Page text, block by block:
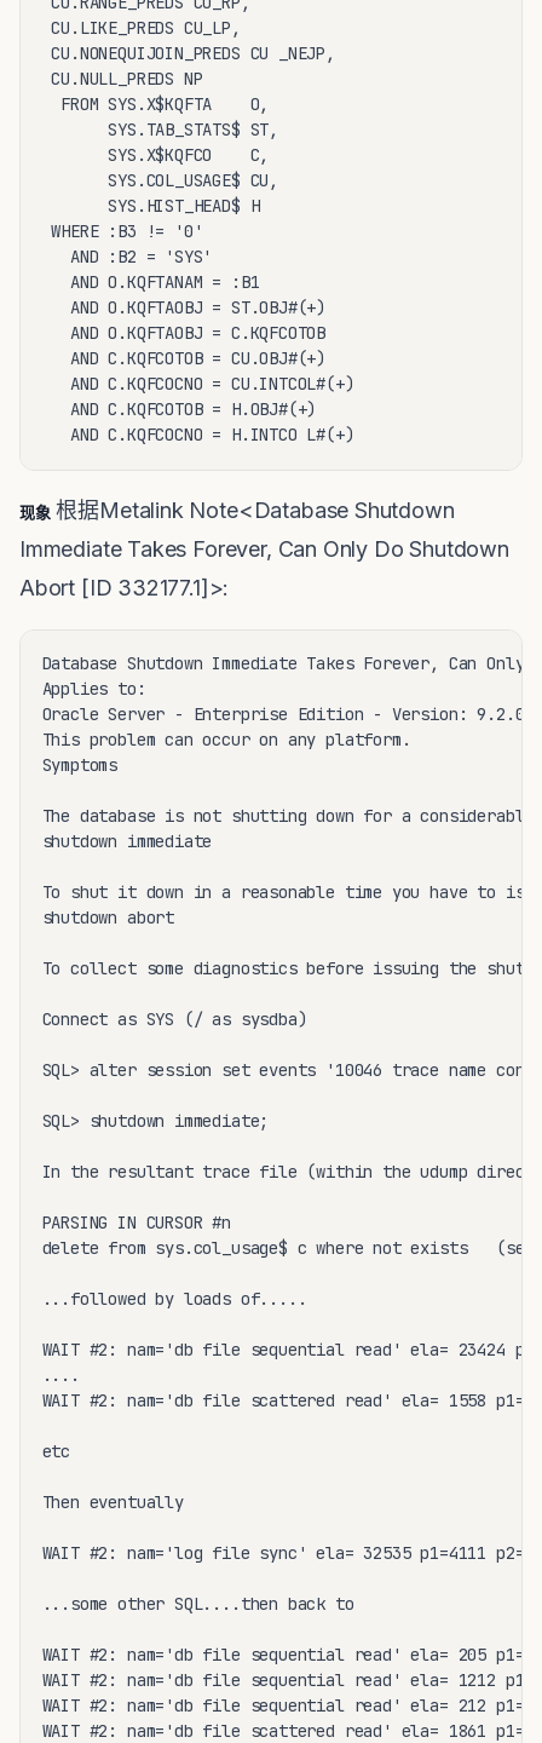
CU.LIKE_PREDS CU_LP,
CU.NONEQUIJOIN_PREDS CU _NEJP,
CU.NULL_PREDS NP
  FROM SYS.X$KQFTA    O,
       SYS.TAB_STATS$ ST,
       SYS.X$KQFCO    C,
       SYS.COL_USAGE$ CU,
       SYS.HIST_HEAD$ H
WHERE :B3 != '0'
   AND :B2 = 'SYS'
   AND O.KQFTANAM = :B1
   AND O.KQFTAOBJ = ST.OBJ#(+)
   AND O.KQFTAOBJ = C.KQFCOTOB
   AND C.KQFCOTOB = CU.OBJ#(+)
   AND C.KQFCOCNO = CU.INTCOL#(+)
   AND C.KQFCOTOB = H.OBJ#(+)
   AND C.KQFCOCNO = H.INTCO L#(+)
现象 根据Metalink Note<Database Shutdown
Immediate Takes Forever, Can Only Do Shutdown
Abort [ID 332177.1]>:
Database Shutdown Immediate Takes Forever, Can
Applies to:
Oracle Server - Enterprise Edition - Version:
This problem can occur on any platform.
Symptoms
The database is not shutting down for a considerable
shutdown immediate
To shut it down in a reasonable time you have to
shutdown abort
To collect some diagnostics before issuing the
Connect as SYS (/ as sysdba)
SQL> alter session set events '10046 trace name
SQL> shutdown immediate;
In the resultant trace file (within the udump
PARSING IN CURSOR #n
delete from sys.col_usage$ c where not exists
...followed by loads of.....
WAIT #2: nam='db file sequential read' ela= 23424
....
WAIT #2: nam='db file scattered read' ela= 1558 p1=1
etc
Then eventually
WAIT #2: nam='log file sync' ela= 32535 p1=4111 p2=0
...some other SQL....then back to
WAIT #2: nam='db file sequential read' ela= 205 p1=1
WAIT #2: nam='db file sequential read' ela= 1212 p1=1
WAIT #2: nam='db file sequential read' ela= 212 p1=1
WAIT #2: nam='db file scattered read' ela= 1861 p1=1